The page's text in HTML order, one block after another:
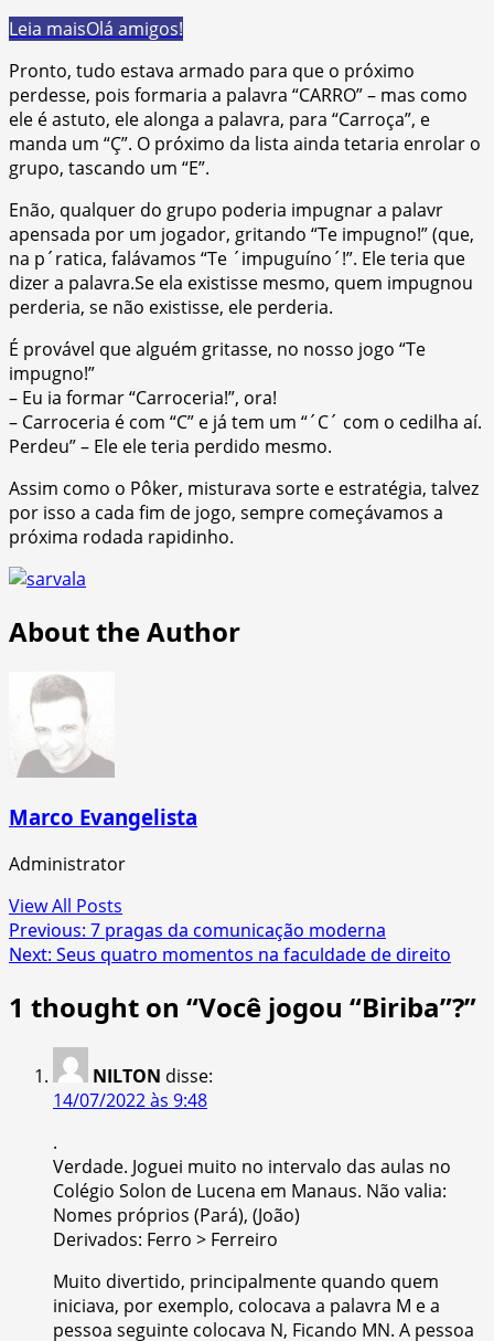
Leia maisOlá amigos!
Pronto, tudo estava armado para que o próximo
perdesse, pois formaria a palavra “CARRO” – mas como
ele é astuto, ele alonga a palavra, para “Carroça”, e
manda um “Ç”. O próximo da lista ainda tetaria enrolar o
grupo, tascando um “E”.
Enão, qualquer do grupo poderia impugnar a palavr
apensada por um jogador, gritando “Te impugno!” (que,
na p´ratica, falávamos “Te ´impuguíno´!”. Ele teria que
dizer a palavra.Se ela existisse mesmo, quem impugnou
perderia, se não existisse, ele perderia.
É provável que alguém gritasse, no nosso jogo “Te
impugno!”
– Eu ia formar “Carroceria!”, ora!
– Carroceria é com “C” e já tem um “´C´ com o cedilha aí.
Perdeu” – Ele ele teria perdido mesmo.
Assim como o Pôker, misturava sorte e estratégia, talvez
por isso a cada fim de jogo, sempre começávamos a
próxima rodada rapidinho.
About the Author
Marco Evangelista
Administrator
View All Posts
Post
navigation
Previous: 7 pragas da comunicação moderna
Next: Seus quatro momentos na faculdade de direito
1 thought on “Você jogou “Biriba”?”
NILTON disse:
14/07/2022 às 9:48
.
Verdade. Joguei muito no intervalo das aulas no
Colégio Solon de Lucena em Manaus. Não valia:
Nomes próprios (Pará), (João)
Derivados: Ferro > Ferreiro
Muito divertido, principalmente quando quem
iniciava, por exemplo, colocava a palavra M e a
pessoa seguinte colocava N, Ficando MN. A pessoa